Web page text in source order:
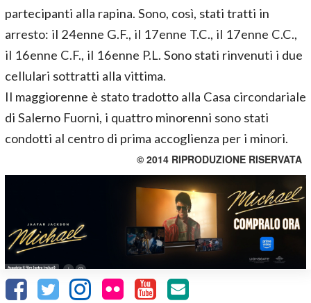
partecipanti alla rapina. Sono, così, stati tratti in
arresto: il 24enne G.F., il 17enne T.C., il 17enne C.C.,
il 16enne C.F., il 16enne P.L. Sono stati rinvenuti i due
cellulari sottratti alla vittima.
Il maggiorenne è stato tradotto alla Casa circondariale
di Salerno Fuorni, i quattro minorenni sono stati
condotti al centro di prima accoglienza per i minori.
© 2014 RIPRODUZIONE RISERVATA